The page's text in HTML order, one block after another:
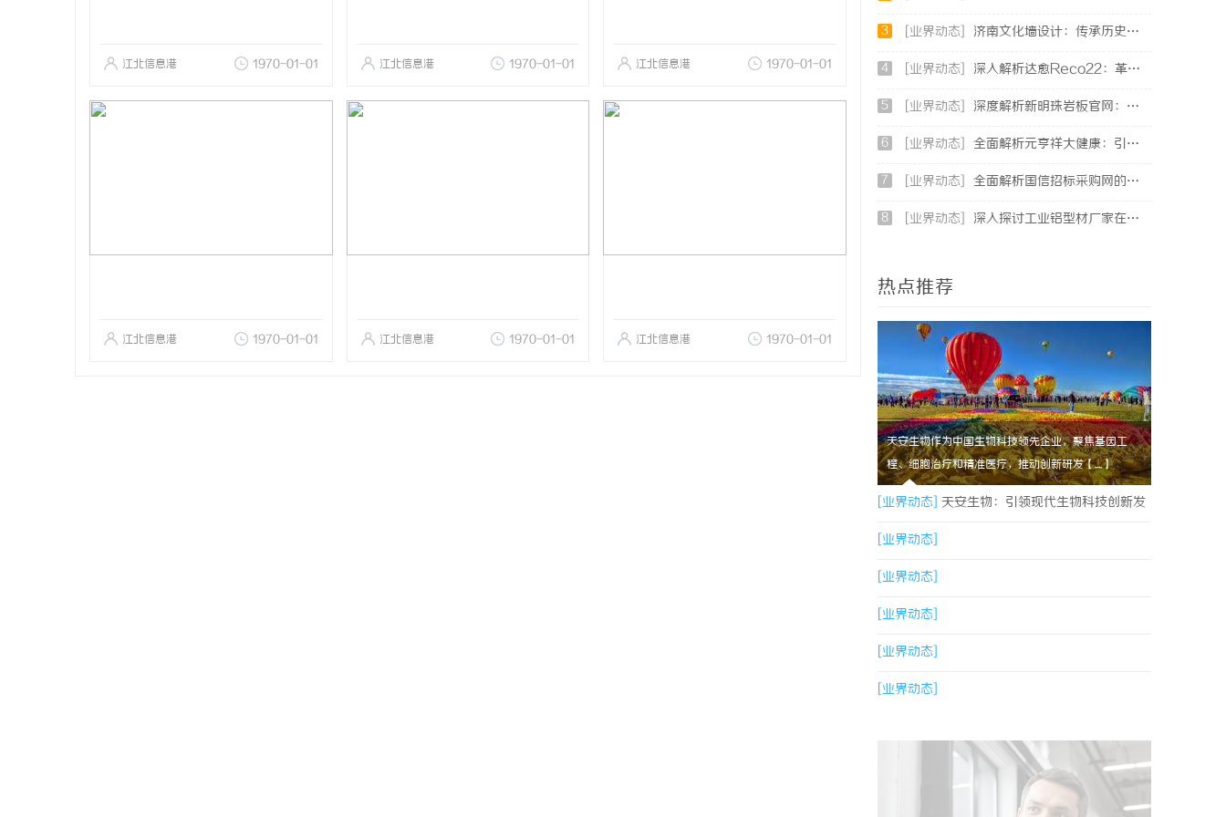
江北信息港 1970-01-01 江北信息港 1970-01-01 江北信息港 1970-01-01
江北信息港 1970-01-01 江北信息港 1970-01-01 江北信息港 1970-01-01
3 [业界动态] 济南文化墙设计：传承历史与现代艺术的完美融合
4 [业界动态] 深入解析达愈Reco22：革新智能音频体验的先锋技术
5 [业界动态] 深度解析新明珠岩板官网：打造高品质岩板行业标杆平台
6 [业界动态] 全面解析元亨祥大健康：引领现代健康生活新趋势
7 [业界动态] 全面解析国信招标采购网的功能与优势，助力企业高效招标采购
8 [业界动态] 深入探讨工业铝型材厂家在现代制造业中的重要角色与发展趋势
热点推荐
天安生物作为中国生物科技领先企业，聚焦基因工
程、细胞治疗和精准医疗，推动创新研发【....】
[业界动态] 天安生物：引领现代生物科技创新发
展的先锋企业
[业界动态]
[业界动态]
[业界动态]
[业界动态]
[业界动态]